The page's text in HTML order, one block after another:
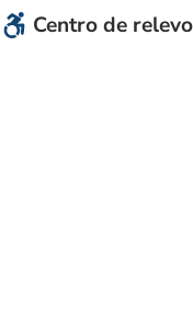
Centro de relevo